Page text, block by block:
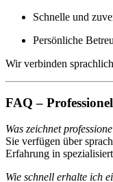
Schnelle und
Persönliche
Wir verbinden
FAQ –
Was zeichnet
Sie verfügen über
Erfahrung in
Wie schnell erhalte ich